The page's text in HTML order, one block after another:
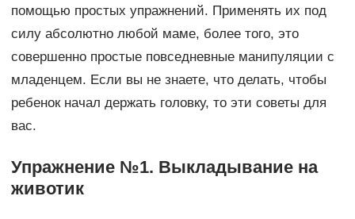
помощью простых упражнений. Применять их под
силу абсолютно любой маме, более того, это
совершенно простые повседневные манипуляции с
младенцем. Если вы не знаете, что делать, чтобы
ребенок начал держать головку, то эти советы для
вас.
Упражнение №1. Выкладывание на
животик